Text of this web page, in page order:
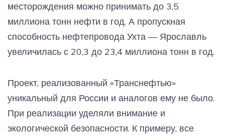
месторождения можно принимать до 3,5
миллиона тонн нефти в год. А пропускная
способность нефтепровода Ухта — Ярославль
увеличилась с 20,3 до 23,4 миллиона тонн в год.
Проект, реализованный «Транснефтью»
уникальный для России и аналогов ему не было.
При реализации уделяли внимание и
экологической безопасности. К примеру, все